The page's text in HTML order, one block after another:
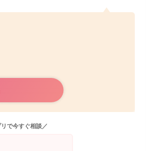
ね。
るのも良いのではないかなと思いま
で今すぐ相談／